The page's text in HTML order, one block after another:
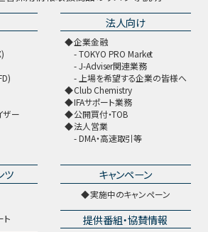
ザー
法人向け
企業金融
TOKYO PRO Market
J-Adviser関連業務
上場を希望する企業の皆様へ
Club Chemistry
IFAサポート業務
公開買付・TOB
法人営業
DMA・高速取引等
ツ
ト
キャンペーン
実施中のキャンペーン
提供番組・協賛情報